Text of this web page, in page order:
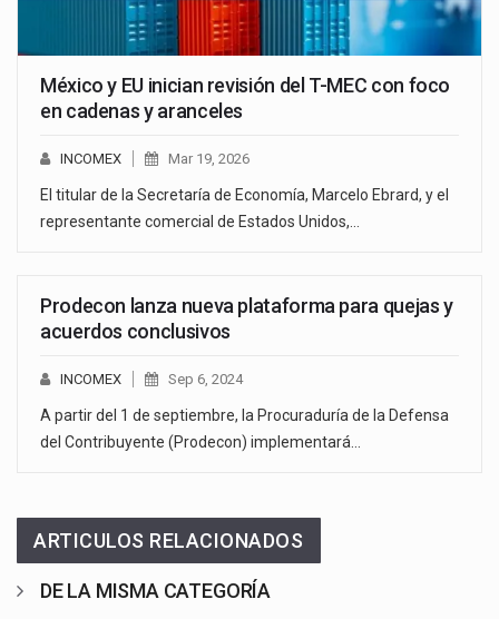
México y EU inician revisión del T-MEC con foco
en cadenas y aranceles
INCOMEX Mar 19, 2026
El titular de la Secretaría de Economía, Marcelo Ebrard, y el
representante comercial de Estados Unidos,…
Prodecon lanza nueva plataforma para quejas y
acuerdos conclusivos
INCOMEX Sep 6, 2024
A partir del 1 de septiembre, la Procuraduría de la Defensa
del Contribuyente (Prodecon) implementará…
ARTICULOS RELACIONADOS
DE LA MISMA CATEGORÍA